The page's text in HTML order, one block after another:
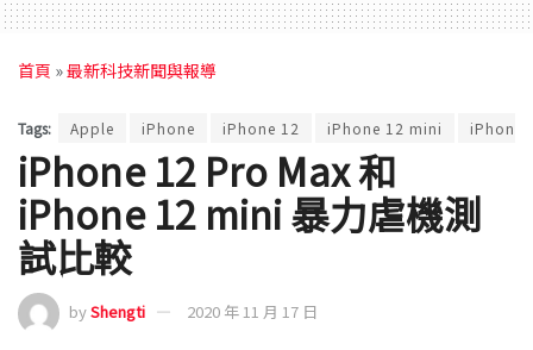
首頁 »最新科技新聞與報導
Tags: Apple iPhone iPhone 12 iPhone 12 mini iPhone
iPhone 12 Pro Max 和
iPhone 12 mini 暴力虐機測
試比較
byShengti 2020 年 11 月 17 日